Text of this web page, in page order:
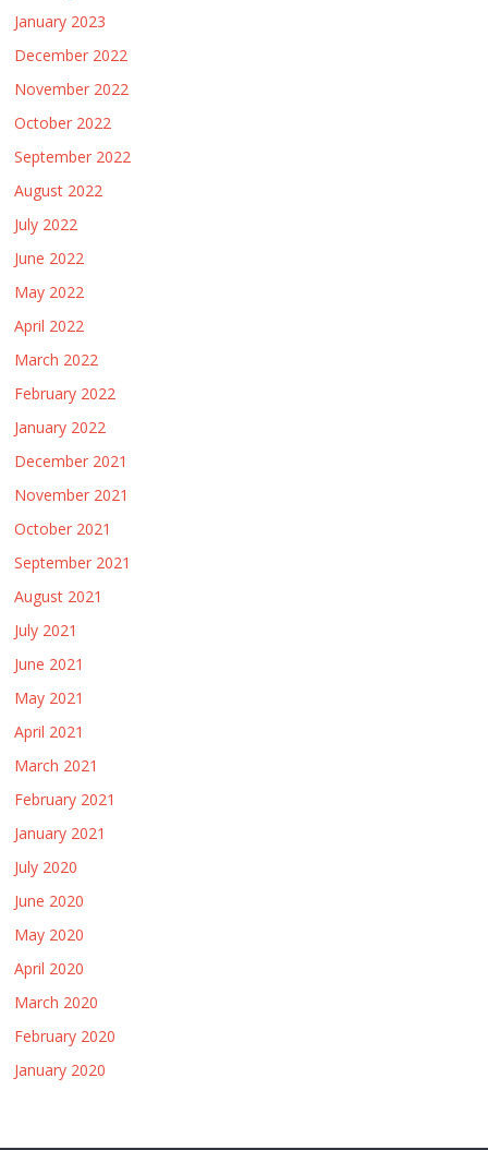
January 2023
December 2022
November 2022
October 2022
September 2022
August 2022
July 2022
June 2022
May 2022
April 2022
March 2022
February 2022
January 2022
December 2021
November 2021
October 2021
September 2021
August 2021
July 2021
June 2021
May 2021
April 2021
March 2021
February 2021
January 2021
July 2020
June 2020
May 2020
April 2020
March 2020
February 2020
January 2020